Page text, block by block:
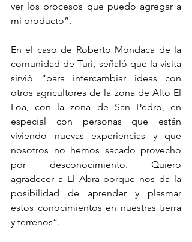
ver los procesos que puedo agregar a
mi producto”.
En el caso de Roberto Mondaca de la
comunidad de Turi, señaló que la visita
sirvió “para intercambiar ideas con
otros agricultores de la zona de Alto El
Loa, con la zona de San Pedro, en
especial con personas que están
viviendo nuevas experiencias y que
nosotros no hemos sacado provecho
por desconocimiento. Quiero
agradecer a El Abra porque nos da la
posibilidad de aprender y plasmar
estos conocimientos en nuestras tierra
y terrenos”.